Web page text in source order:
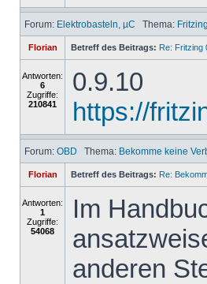
Forum: Elektrobasteln, µC Thema:
Florian Betreff des Beitrags: Re: Fritzing
Antworten:
6
Zugriffe:
210841
0.9.10
https://
Forum: OBD Thema: Bekomme keine
Florian Betreff des Beitrags: Re:
Antworten:
1
Zugriffe:
54068
Im
anderen